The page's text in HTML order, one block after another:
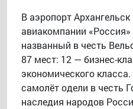
В аэропорт
авиакомпании «Россия»
названный в честь
87 мест: 12 — бизнес-
экономического
самолёт одели в честь
наследия народов